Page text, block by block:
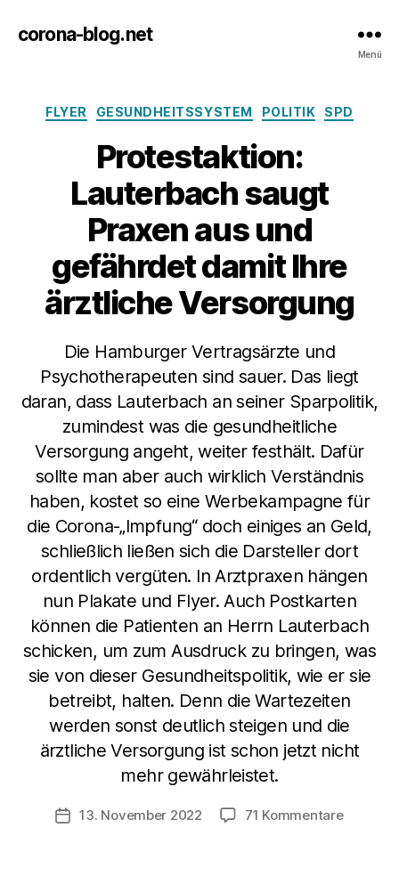
corona-blog.net
Menü
Kategorien
FLYER GESUNDHEITSSYSTEM POLITIK SPD
Protestaktion:
Lauterbach saugt
Praxen aus und
gefährdet damit Ihre
ärztliche Versorgung
Die Hamburger Vertragsärzte und
Psychotherapeuten sind sauer. Das liegt
daran, dass Lauterbach an seiner Sparpolitik,
zumindest was die gesundheitliche
Versorgung angeht, weiter festhält. Dafür
sollte man aber auch wirklich Verständnis
haben, kostet so eine Werbekampagne für
die Corona-„Impfung“ doch einiges an Geld,
schließlich ließen sich die Darsteller dort
ordentlich vergüten. In Arztpraxen hängen
nun Plakate und Flyer. Auch Postkarten
können die Patienten an Herrn Lauterbach
schicken, um zum Ausdruck zu bringen, was
sie von dieser Gesundheitspolitik, wie er sie
betreibt, halten. Denn die Wartezeiten
werden sonst deutlich steigen und die
ärztliche Versorgung ist schon jetzt nicht
mehr gewährleistet.
Veröffentlichungsdatum
13. November 2022 71 Kommentarezu